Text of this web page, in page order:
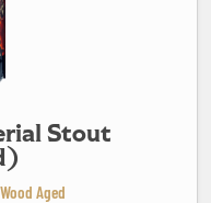
Stout
Aged